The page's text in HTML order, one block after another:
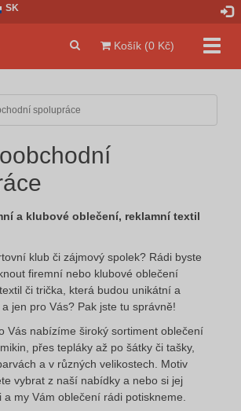
SK
Košík (0 Kč)
spolupráce
a klubové oblečení, reklamní textil
klub či zájmový spolek? Rádi byste
firemní nebo klubové oblečení
či trička, která budou unikátní a
jen pro Vás? Pak jste tu správně!
Vás nabízíme široký sortiment oblečení
přes tepláky až po šátky či tašky,
a v různých velikostech. Motiv
vybrat z naší nabídky a nebo si jej
a my Vám oblečení rádi potiskneme.